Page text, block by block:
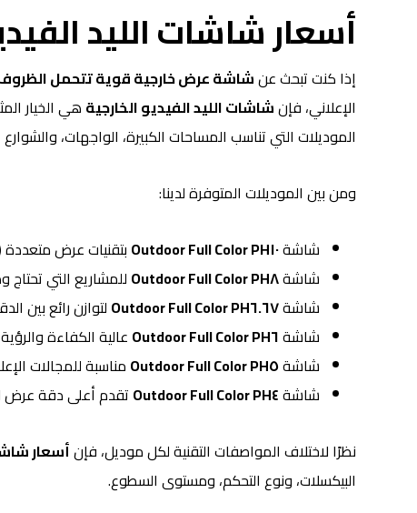
أسعار شاشات الليد
إذا كنت تبحث عنشاشة عرض خارجية قوية تتحمل
الإعلاني، فإنشاشات الليد الفيديو الخارجية هي الخيار
الموديلات التي تناسب المساحات الكبيرة، الواجهات، والشوارع
ومن بين الموديلات المتوفرة لدينا:
شاشةPH١٠ Outdoor Full Color
بتقنيات عرض متعددة (١/٨ – ١/٤ – ١/
شاشةPH٨ Outdoor Full Color
للمشاريع التي
شاشةPH٦.٦٧ Outdoor Full Color
لتوازن رائع بين
شاشةPH٦ Outdoor Full Color
عالية الكفاءة
شاشةPH٥ Outdoor Full Color
مناسبة للمجالات
شاشةPH٤ Outdoor Full Color تقدم أعلى دقة عرض
نظرًا لاختلاف المواصفات التقنية لكل موديل، فإنأسعار
البيكسلات، ونوع التحكم، ومستوى السطوع.